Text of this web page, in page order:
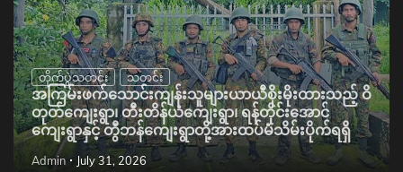
တိုက်ပွဲသတင်း သတင်း
အကြမ်းဖက်သောင်းကျန်းသူများယာယီစိုးမိုးထားသည့် ဝိ
တုတ်ကျေးရွာ၊ တီးတိန်ယံကျေးရွာ၊ ရန်တိုင်းအောင်
ကျေးရွာနှင့် တွီဘန်ကျေးရွာတို့အားထပ်မံသိမ်းပိုက်ရရှိ
Admin July 31, 2026